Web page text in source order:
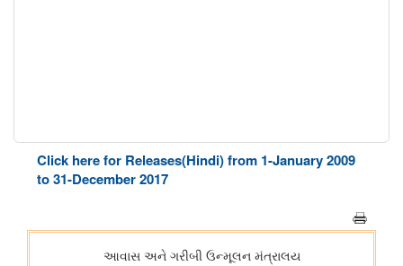
Click here for Releases(Hindi) from 1-January 2009
to 31-December 2017